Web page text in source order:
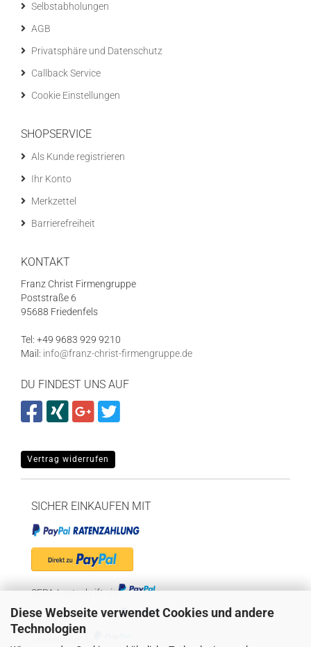
Diese Webseite verwendet Cookies und andere
Technologien
Selbstabholungen
AGB
Privatsphäre und Datenschutz
Callback Service
Cookie Einstellungen
SHOPSERVICE
Als Kunde registrieren
Ihr Konto
Merkzettel
Barrierefreiheit
KONTAKT
Franz Christ Firmengruppe
Poststraße 6
95688 Friedenfels
Tel: +49 9683 929 9210
Mail: info@franz-christ-firmengruppe.de
DU FINDEST UNS AUF
Vertrag widerrufen
SICHER EINKAUFEN MIT
SEPA-Lastschrift via
"Später bezahlen" via